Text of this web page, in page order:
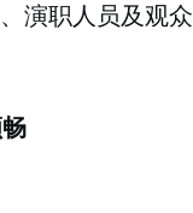
演职人员及观